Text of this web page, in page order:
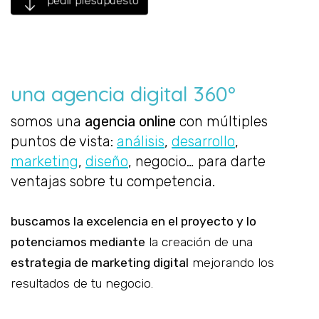
pedir presupuesto
una agencia digital 360º
somos una agencia online con múltiples
puntos de vista: análisis, desarrollo,
marketing, diseño, negocio… para darte
ventajas sobre tu competencia.
buscamos la excelencia en el proyecto y lo
potenciamos mediante la creación de una
estrategia de marketing digital mejorando los
resultados de tu negocio.